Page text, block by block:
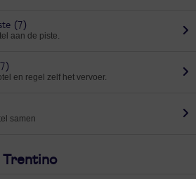
(7)
aan de piste.
en regel zelf het vervoer.
samen
Trentino